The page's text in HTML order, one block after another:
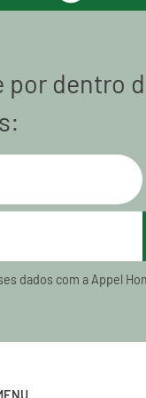
por dentro
dados com a Appel